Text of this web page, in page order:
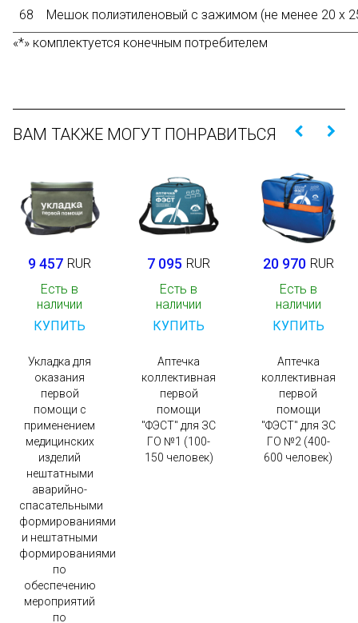
68
Мешок полиэтиленовый с зажимом (не менее 20 х
«*» комплектуется конечным потребителем
ВАМ ТАКЖЕ МОГУТ ПОНРАВИТЬСЯ
9 457 RUR
Есть в
наличии
КУПИТЬ
Укладка для
оказания
первой
помощи с
применением
медицинских
изделий
нештатными
аварийно-
спасательными
формированиями
и нештатными
формированиями
по
обеспечению
мероприятий
по
7 095 RUR
Есть в
наличии
КУПИТЬ
Аптечка
коллективная
первой
помощи
"ФЭСТ" для ЗС
ГО №1 (100-
150 человек)
20 970 RUR
Есть в
наличии
КУПИТЬ
Аптечка
коллективная
первой
помощи
"ФЭСТ" для ЗС
ГО №2 (400-
600 человек)